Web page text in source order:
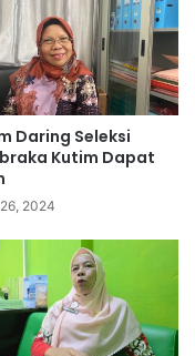
Daring Seleksi
Kutim Dapat
2024